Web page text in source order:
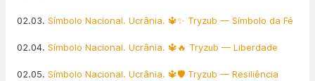
02.03. Símbolo Nacional. Ucrânia. 🔱✨ Tryzub — Símbolo da Fé
02.04. Símbolo Nacional. Ucrânia. 🔱🔥 Tryzub — Liberdade
02.05. Símbolo Nacional. Ucrânia. 🔱🛡️ Tryzub — Resiliência